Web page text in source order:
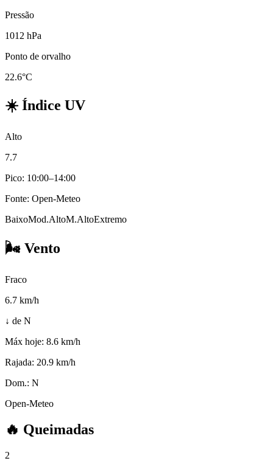
Pressão
1012 hPa
Ponto de orvalho
22.6°C
☀️ Índice UV
Alto
7.7
Pico: 10:00–14:00
Fonte: Open-Meteo
BaixoMod.AltoM.AltoExtremo
🌬️ Vento
Fraco
6.7 km/h
↓ de N
Máx hoje: 8.6 km/h
Rajada: 20.9 km/h
Dom.: N
Open-Meteo
🔥 Queimadas
2